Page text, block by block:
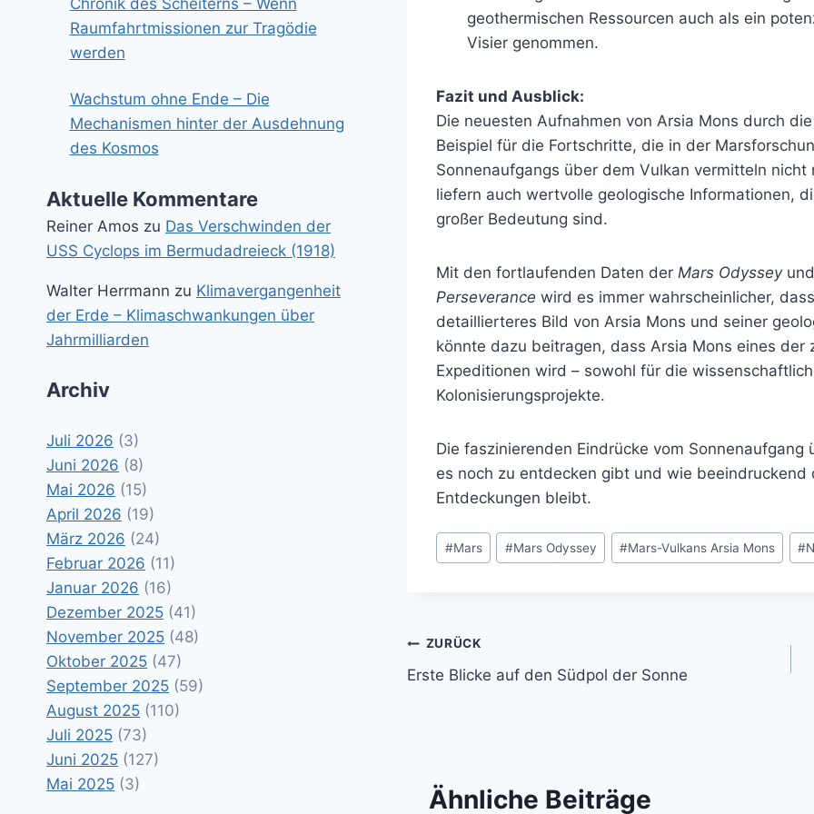
geothermischen Ressourcen auch als ein
Visier genommen.
Fazit und Ausblick:
Die neuesten Aufnahmen von Arsia Mons durch
Beispiel für die Fortschritte, die in der
Sonnenaufgangs über dem Vulkan vermitteln
liefern auch wertvolle geologische Informationen,
großer Bedeutung sind.
Mit den fortlaufenden Daten derMars Odyssey
Perseverance wird es immer wahrscheinlicher,
detaillierteres Bild von Arsia Mons und seiner
könnte dazu beitragen, dass Arsia Mons eines
Expeditionen wird – sowohl für die
Kolonisierungsprojekte.
Die faszinierenden Eindrücke vom
es noch zu entdecken gibt und wie
Entdeckungen bleibt.
Schlagworte:
#Mars #Mars Odyssey #Mars-Vulkans Arsia Mons #
Beitragsnavigation
ZURÜCK
Erste Blicke auf den Südpol der Sonne
Ähnliche Beiträge
Chronik des Scheiterns – Wenn
Raumfahrtmissionen zur Tragödie
werden
Wachstum ohne Ende – Die
Mechanismen hinter der Ausdehnung
des Kosmos
Aktuelle Kommentare
Reiner Amos zu Das Verschwinden der
USS Cyclops im Bermudadreieck (1918)
Walter Herrmann zu Klimavergangenheit
der Erde – Klimaschwankungen über
Jahrmilliarden
Archiv
Juli 2026 (3)
Juni 2026 (8)
Mai 2026 (15)
April 2026 (19)
März 2026 (24)
Februar 2026 (11)
Januar 2026 (16)
Dezember 2025 (41)
November 2025 (48)
Oktober 2025 (47)
September 2025 (59)
August 2025 (110)
Juli 2025 (73)
Juni 2025 (127)
Mai 2025 (3)